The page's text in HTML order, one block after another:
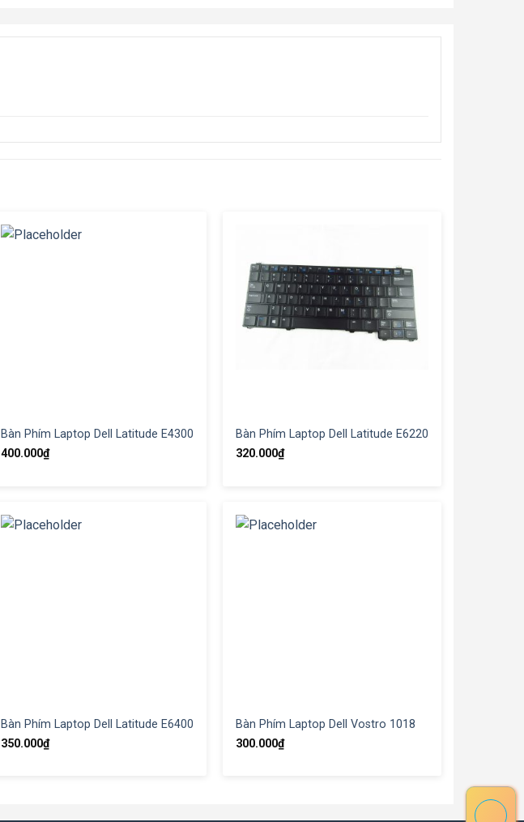
Bàn Phím Laptop Dell Latitude E4300
400.000₫
Bàn Phím Laptop Dell Latitude E6220
320.000₫
Bàn Phím Laptop Dell Latitude E6400
350.000₫
Bàn Phím Laptop Dell Vostro 1018
300.000₫